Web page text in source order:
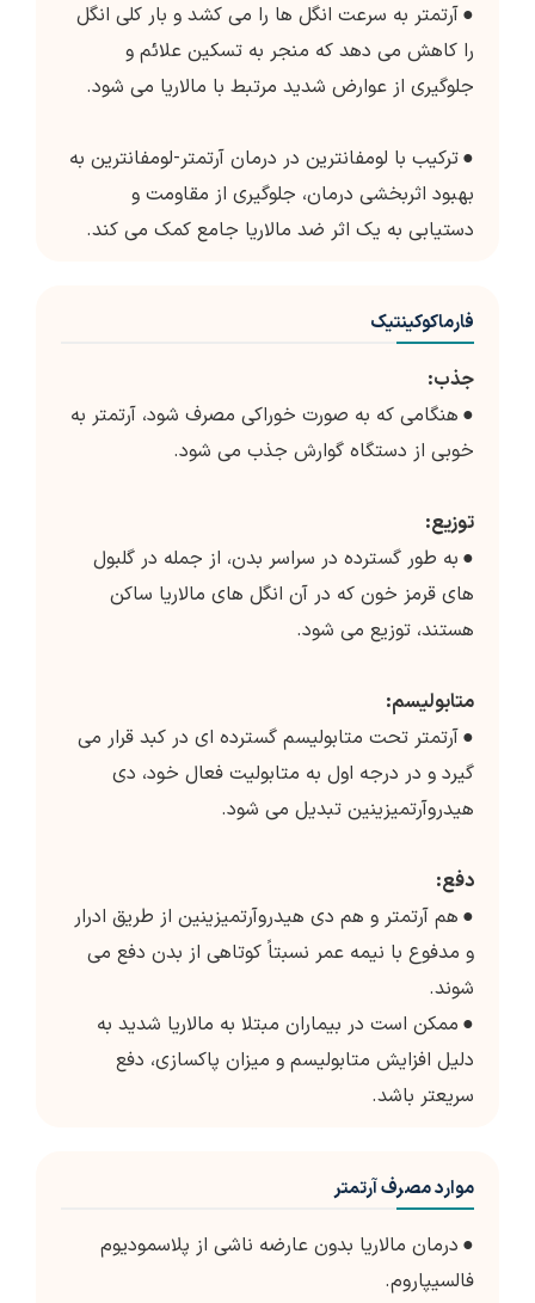
●آرتمتر به سرعت انگل ها را می کشد و بار کلی انگل
را کاهش می دهد که منجر به تسکین علائم و
جلوگیری از عوارض شدید مرتبط با مالاریا می شود.
●ترکیب با لومفانترین در درمان آرتمتر-لومفانترین به
بهبود اثربخشی درمان، جلوگیری از مقاومت و
دستیابی به یک اثر ضد مالاریا جامع کمک می کند.
فارماکوکینتیک
جذب:
● هنگامی که به صورت خوراکی مصرف شود، آرتمتر به
خوبی از دستگاه گوارش جذب می شود.
توزیع:
● به طور گسترده در سراسر بدن، از جمله در گلبول
های قرمز خون که در آن انگل های مالاریا ساکن
هستند، توزیع می شود.
متابولیسم:
●آرتمتر تحت متابولیسم گسترده ای در کبد قرار می
گیرد و در درجه اول به متابولیت فعال خود، دی
هیدروآرتمیزینین تبدیل می شود.
دفع:
● هم آرتمتر و هم دی هیدروآرتمیزینین از طریق ادرار
و مدفوع با نیمه عمر نسبتاً کوتاهی از بدن دفع می
شوند.
● ممکن است در بیماران مبتلا به مالاریا شدید به
دلیل افزایش متابولیسم و میزان پاکسازی، دفع
سریعتر باشد.
موارد مصرف آرتمتر
● درمان مالاریا بدون عارضه ناشی از پلاسمودیوم
فالسیپاروم.